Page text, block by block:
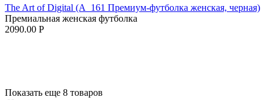
The Art of Digital (A_161 Премиум-футболка женская, черная)
Премиальная женская футболка
2090.00 Р
Показать еще 8 товаров